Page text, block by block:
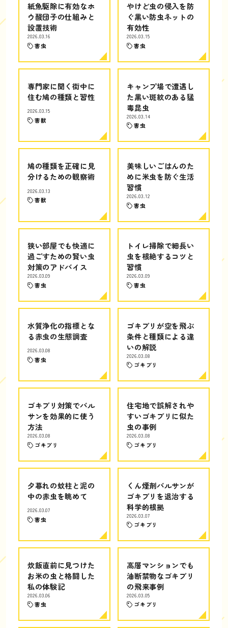
紙魚駆除に有効なホ
ウ酸団子の仕組みと
設置技術
2026.03.16
害虫
やけど虫の侵入を防
ぐ黒い防虫ネットの
有効性
2026.03.15
害虫
専門家に聞く街中に
住む鳩の種類と習性
2026.03.15
害獣
キャンプ場で遭遇し
た黒い斑紋のある猛
毒昆虫
2026.03.14
害虫
鳩の種類を正確に見
分けるための観察術
2026.03.13
害獣
美味しいごはんのた
めに米虫を防ぐ生活
習慣
2026.03.12
害虫
狭い部屋でも快適に
過ごすための賢い虫
対策のアドバイス
2026.03.09
害虫
トイレ掃除で細長い
虫を根絶するコツと
習慣
2026.03.09
害虫
水質浄化の指標とな
る赤虫の生態調査
2026.03.08
害虫
ゴキブリが空を飛ぶ
条件と種類による違
いの解説
2026.03.08
ゴキブリ
ゴキブリ対策でバル
サンを効果的に使う
方法
2026.03.08
ゴキブリ
住宅地で誤解されや
すいゴキブリに似た
虫の事例
2026.03.08
ゴキブリ
夕暮れの蚊柱と泥の
中の赤虫を眺めて
2026.03.07
害虫
くん煙剤バルサンが
ゴキブリを退治する
科学的根拠
2026.03.07
ゴキブリ
炊飯直前に見つけた
お米の虫と格闘した
私の体験記
2026.03.06
害虫
高層マンションでも
油断禁物なゴキブリ
の飛来事例
2026.03.05
ゴキブリ